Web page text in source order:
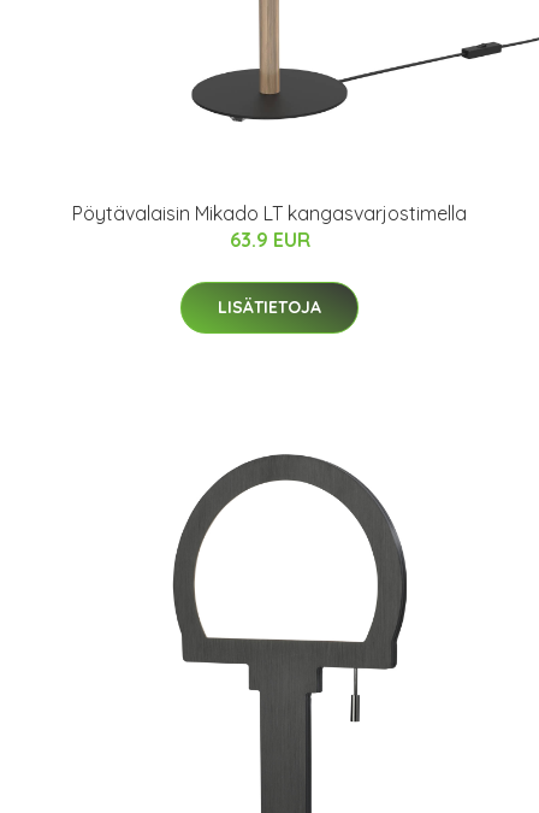
Pöytävalaisin Mikado LT kangasvarjostimella
63.9 EUR
LISÄTIETOJA